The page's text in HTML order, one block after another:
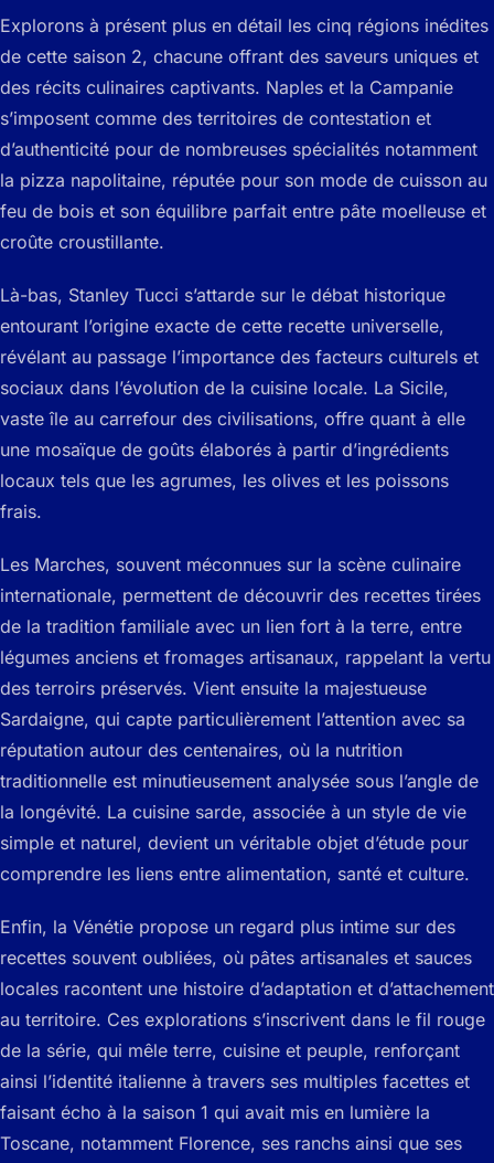
Explorons à présent plus en détail les cinq régions inédites
de cette saison 2, chacune offrant des saveurs uniques et
des récits culinaires captivants. Naples et la Campanie
s’imposent comme des territoires de contestation et
d’authenticité pour de nombreuses spécialités notamment
la pizza napolitaine, réputée pour son mode de cuisson au
feu de bois et son équilibre parfait entre pâte moelleuse et
croûte croustillante.
Là-bas, Stanley Tucci s’attarde sur le débat historique
entourant l’origine exacte de cette recette universelle,
révélant au passage l’importance des facteurs culturels et
sociaux dans l’évolution de la cuisine locale. La Sicile,
vaste île au carrefour des civilisations, offre quant à elle
une mosaïque de goûts élaborés à partir d’ingrédients
locaux tels que les agrumes, les olives et les poissons
frais.
Les Marches, souvent méconnues sur la scène culinaire
internationale, permettent de découvrir des recettes tirées
de la tradition familiale avec un lien fort à la terre, entre
légumes anciens et fromages artisanaux, rappelant la vertu
des terroirs préservés. Vient ensuite la majestueuse
Sardaigne, qui capte particulièrement l’attention avec sa
réputation autour des centenaires, où la nutrition
traditionnelle est minutieusement analysée sous l’angle de
la longévité. La cuisine sarde, associée à un style de vie
simple et naturel, devient un véritable objet d’étude pour
comprendre les liens entre alimentation, santé et culture.
Enfin, la Vénétie propose un regard plus intime sur des
recettes souvent oubliées, où pâtes artisanales et sauces
locales racontent une histoire d’adaptation et d’attachement
au territoire. Ces explorations s’inscrivent dans le fil rouge
de la série, qui mêle terre, cuisine et peuple, renforçant
ainsi l’identité italienne à travers ses multiples facettes et
faisant écho à la saison 1 qui avait mis en lumière la
Toscane, notamment Florence, ses ranchs ainsi que ses